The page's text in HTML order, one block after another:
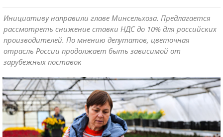
Инициативу направили главе Минсельхоза. Предлагается
рассмотреть снижение ставки НДС до 10% для российских
производителей. По мнению депутатов, цветочная
отрасль России продолжает быть зависимой от
зарубежных поставок